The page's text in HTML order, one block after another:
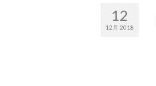
12
12月 2018